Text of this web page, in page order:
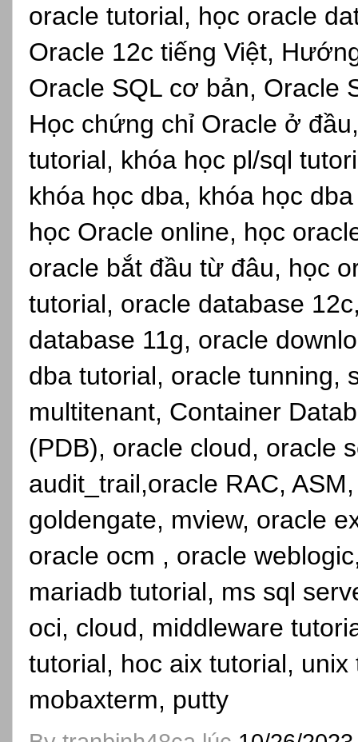
oracle tutorial, học oracle
Oracle 12c tiếng Việt,
Oracle SQL cơ bản, Oracle
Học chứng chỉ Oracle ở
tutorial, khóa học pl/sql
khóa học dba, khóa học
học Oracle online, học
oracle bắt đầu từ đâu, học
tutorial, oracle database
database 11g, oracle
dba tutorial, oracle tunning,
multitenant, Container
(PDB), oracle cloud, oracle
audit_trail,oracle RAC,
goldengate, mview, oracle
oracle ocm , oracle
mariadb tutorial, ms sql
oci, cloud, middleware
tutorial, hoc aix tutorial,
mobaxterm, putty